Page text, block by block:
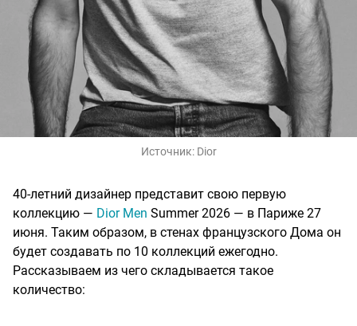
Источник: Dior
40-летний дизайнер представит свою первую
коллекцию — Dior Men Summer 2026 — в Париже 27
июня. Таким образом, в стенах французского Дома он
будет создавать по 10 коллекций ежегодно.
Рассказываем из чего складывается такое
количество: